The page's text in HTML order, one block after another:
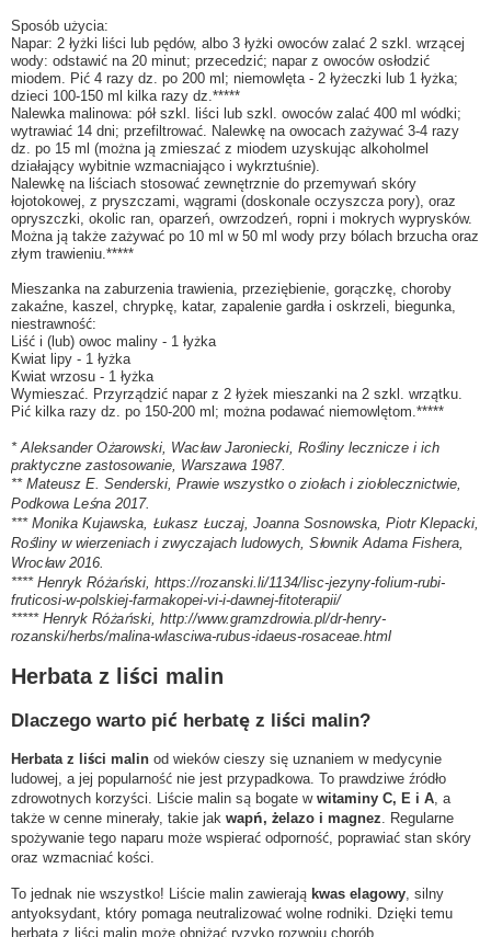
Sposób użycia:
Napar: 2 łyżki liści lub pędów, albo 3 łyżki owoców zalać 2 szkl. wrzącej
wody: odstawić na 20 minut; przecedzić; napar z owoców osłodzić
miodem. Pić 4 razy dz. po 200 ml; niemowlęta - 2 łyżeczki lub 1 łyżka;
dzieci 100-150 ml kilka razy dz.*****
Nalewka malinowa: pół szkl. liści lub szkl. owoców zalać 400 ml wódki;
wytrawiać 14 dni; przefiltrować. Nalewkę na owocach zażywać 3-4 razy
dz. po 15 ml (można ją zmieszać z miodem uzyskując alkoholmel
działający wybitnie wzmacniająco i wykrztuśnie).
Nalewkę na liściach stosować zewnętrznie do przemywań skóry
łojotokowej, z pryszczami, wągrami (doskonale oczyszcza pory), oraz
opryszczki, okolic ran, oparzeń, owrzodzeń, ropni i mokrych wyprysków.
Można ją także zażywać po 10 ml w 50 ml wody przy bólach brzucha oraz
złym trawieniu.*****
Mieszanka na zaburzenia trawienia, przeziębienie, gorączkę, choroby
zakaźne, kaszel, chrypkę, katar, zapalenie gardła i oskrzeli, biegunka,
niestrawność:
Liść i (lub) owoc maliny - 1 łyżka
Kwiat lipy - 1 łyżka
Kwiat wrzosu - 1 łyżka
Wymieszać. Przyrządzić napar z 2 łyżek mieszanki na 2 szkl. wrzątku.
Pić kilka razy dz. po 150-200 ml; można podawać niemowlętom.*****
* Aleksander Ożarowski, Wacław Jaroniecki, Rośliny lecznicze i ich
praktyczne zastosowanie, Warszawa 1987.
** Mateusz E. Senderski, Prawie wszystko o ziołach i ziołolecznictwie,
Podkowa Leśna 2017.
*** Monika Kujawska, Łukasz Łuczaj, Joanna Sosnowska, Piotr Klepacki,
Rośliny w wierzeniach i zwyczajach ludowych, Słownik Adama Fishera,
Wrocław 2016.
**** Henryk Różański, https://rozanski.li/1134/lisc-jezyny-folium-rubi-
fruticosi-w-polskiej-farmakopei-vi-i-dawnej-fitoterapii/
***** Henryk Różański, http://www.gramzdrowia.pl/dr-henry-
rozanski/herbs/malina-wlasciwa-rubus-idaeus-rosaceae.html
Herbata z liści malin
Dlaczego warto pić herbatę z liści malin?
Herbata z liści malin od wieków cieszy się uznaniem w medycynie
ludowej, a jej popularność nie jest przypadkowa. To prawdziwe źródło
zdrowotnych korzyści. Liście malin są bogate w witaminy C, E i A, a
także w cenne minerały, takie jak wapń, żelazo i magnez. Regularne
spożywanie tego naparu może wspierać odporność, poprawiać stan skóry
oraz wzmacniać kości.
To jednak nie wszystko! Liście malin zawierają kwas elagowy, silny
antyoksydant, który pomaga neutralizować wolne rodniki. Dzięki temu
herbata z liści malin może obniżać ryzyko rozwoju chorób